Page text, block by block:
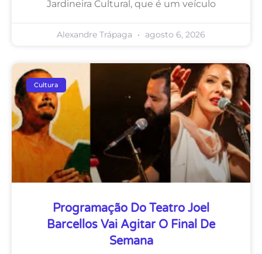
Jardineira Cultural, que é um veículo
Alexandre Trápaga agosto 6, 2026
Cultura
Programação Do Teatro Joel
Barcellos Vai Agitar O Final De
Semana